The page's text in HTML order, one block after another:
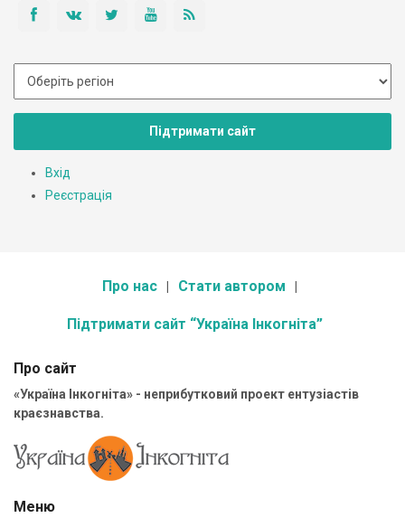
Підтримати сайт
Вхід
Реєстрація
Про нас Стати автором
Підтримати сайт “Україна Інкогніта”
Про сайт
«Україна Інкогніта» - неприбутковий проект ентузіастів
краєзнавства.
Меню